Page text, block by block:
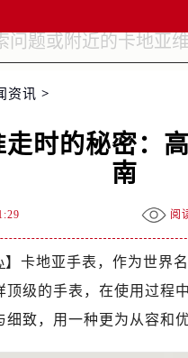
资讯 >
时的秘密：
南
阅
】卡地亚手表，作为世界
级的手表，在使用过程
致，用一种更为从容和